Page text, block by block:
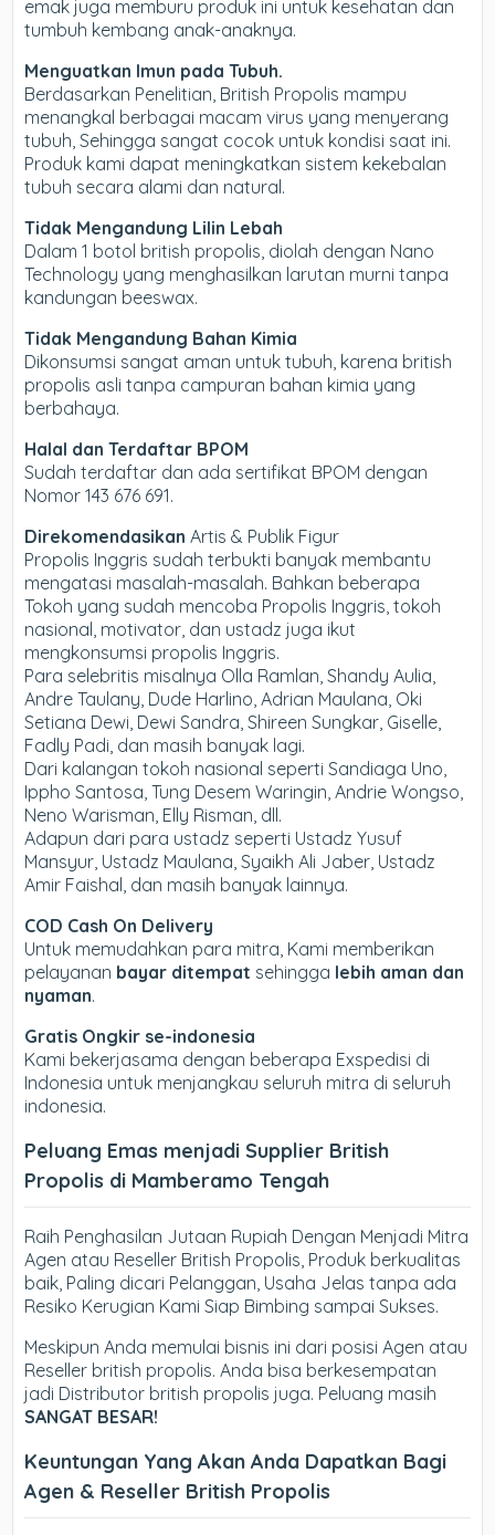
emak juga memburu produk ini untuk kesehatan dan
tumbuh kembang anak-anaknya.
Menguatkan Imun pada Tubuh.
Berdasarkan Penelitian, British Propolis mampu
menangkal berbagai macam virus yang menyerang
tubuh, Sehingga sangat cocok untuk kondisi saat ini.
Produk kami dapat meningkatkan sistem kekebalan
tubuh secara alami dan natural.
Tidak Mengandung Lilin Lebah
Dalam 1 botol british propolis, diolah dengan Nano
Technology yang menghasilkan larutan murni tanpa
kandungan beeswax.
Tidak Mengandung Bahan Kimia
Dikonsumsi sangat aman untuk tubuh, karena british
propolis asli tanpa campuran bahan kimia yang
berbahaya.
Halal dan Terdaftar BPOM
Sudah terdaftar dan ada sertifikat BPOM dengan
Nomor 143 676 691.
Direkomendasikan Artis & Publik Figur
Propolis Inggris sudah terbukti banyak membantu
mengatasi masalah-masalah. Bahkan beberapa
Tokoh yang sudah mencoba Propolis Inggris, tokoh
nasional, motivator, dan ustadz juga ikut
mengkonsumsi propolis Inggris.
Para selebritis misalnya Olla Ramlan, Shandy Aulia,
Andre Taulany, Dude Harlino, Adrian Maulana, Oki
Setiana Dewi, Dewi Sandra, Shireen Sungkar, Giselle,
Fadly Padi, dan masih banyak lagi.
Dari kalangan tokoh nasional seperti Sandiaga Uno,
Ippho Santosa, Tung Desem Waringin, Andrie Wongso,
Neno Warisman, Elly Risman, dll.
Adapun dari para ustadz seperti Ustadz Yusuf
Mansyur, Ustadz Maulana, Syaikh Ali Jaber, Ustadz
Amir Faishal, dan masih banyak lainnya.
COD Cash On Delivery
Untuk memudahkan para mitra, Kami memberikan
pelayanan bayar ditempat sehingga lebih aman dan
nyaman.
Gratis Ongkir se-indonesia
Kami bekerjasama dengan beberapa Exspedisi di
Indonesia untuk menjangkau seluruh mitra di seluruh
indonesia.
Peluang Emas menjadi Supplier British
Propolis di Mamberamo Tengah
Raih Penghasilan Jutaan Rupiah Dengan Menjadi Mitra
Agen atau Reseller British Propolis, Produk berkualitas
baik, Paling dicari Pelanggan, Usaha Jelas tanpa ada
Resiko Kerugian Kami Siap Bimbing sampai Sukses.
Meskipun Anda memulai bisnis ini dari posisi Agen atau
Reseller british propolis. Anda bisa berkesempatan
jadi Distributor british propolis juga. Peluang masih
SANGAT BESAR!
Keuntungan Yang Akan Anda Dapatkan Bagi
Agen & Reseller British Propolis